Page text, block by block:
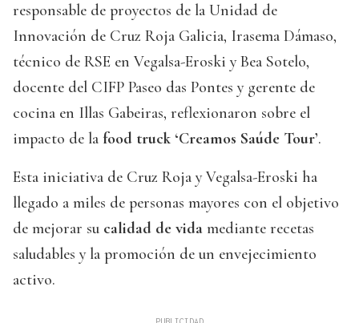
responsable de proyectos de la Unidad de
Innovación de Cruz Roja Galicia, Irasema Dámaso,
técnico de RSE en Vegalsa-Eroski y Bea Sotelo,
docente del CIFP Paseo das Pontes y gerente de
cocina en Illas Gabeiras, reflexionaron sobre el
impacto de la food truck ‘Creamos Saúde Tour’.
Esta iniciativa de Cruz Roja y Vegalsa-Eroski ha
llegado a miles de personas mayores con el objetivo
de mejorar su calidad de vida mediante recetas
saludables y la promoción de un envejecimiento
activo.